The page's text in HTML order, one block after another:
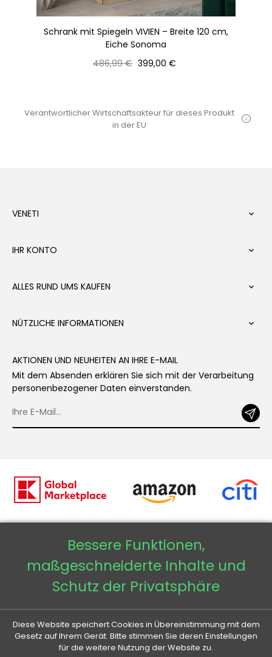
Schrank mit Spiegeln VIVIEN – Breite 120 cm,
Eiche Sonoma
Normaler
486,99 € Preis
399,00 €
Verantwortlicher Wirtschaftsakteur für dieses Produkt
in der EU
VENETI 
IHR KONTO 
ALLES RUND UMS KAUFEN 
NÜTZLICHE INFORMATIONEN 
AKTIONEN UND NEUHEITEN AN IHRE E-MAIL
Mit dem Absenden erklären Sie sich mit der Verarbeitung
personenbezogener Daten einverstanden.
Copyright © 2026 - Veneti™
Veneti DE
Veneti SK
Bessere Funktionen,
maßgeschneiderte Inhalte und
Schutz der Privatsphäre
Diese Website speichert Cookies in Übereinstimmung mit dem
Gesetz auf Ihrem Gerät. Bitte stimmen Sie deren Einstellungen
für die weitere Nutzung der Website zu.